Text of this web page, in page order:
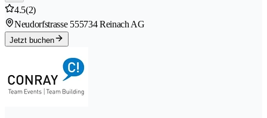
4.5(2)
Neudorfstrasse 555734 Reinach AG
Jetzt buchen